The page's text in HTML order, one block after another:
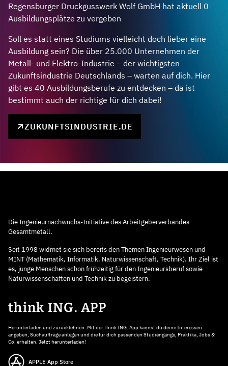
Regensburger Druckgusswerk Wolf GmbH hat aktuell 0
Ausbildungsplätze zu vergeben
Soll es statt eines Studiums vielleicht doch lieber eine
Ausbildung sein? Die über 25.000 Unternehmen der
Metall- und Elektro-Industrie – der wichtigsten
Zukunftsindustrie Deutschlands – warten auf dich. Hier
gibt es 40 Ausbildungsberufe zu entdecken – da ist
bestimmt auch der richtige für dich dabei!
ZUKUNFTSINDUSTRIE.DE
Die Ingenieurnachwuchs-Initiative des Arbeitgeberverbandes
Gesamtmetall.
Seit 1998 widmet sie sich bereits den Themen Ingenieurwesen und
MINT (Mathematik, Informatik, Naturwissenschaft, Technik). Ihr Ziel ist
es, junge Menschen schon frühzeitig für den Ingenieursberuf sowie
Naturwissenschaften und Technik zu begeistern.
think ING. APP
Herunterladen und zurücklehnen: Mit der think ING. App kannst du deine Interessen
angeben, Suchaufträge anlegen und die für dich passenden Studiengänge, Praktika, Jobs &
Co. erhalten. Jetzt herunterladen!
APPLE App Store